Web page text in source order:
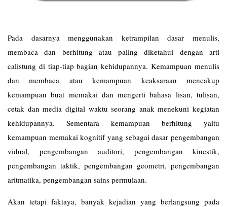
Pada dasarnya menggunakan ketrampilan dasar menulis,
membaca dan berhitung atau paling diketahui dengan arti
calistung di tiap-tiap bagian kehidupannya. Kemampuan menulis
dan membaca atau kemampuan keaksaraan mencakup
kemampuan buat memakai dan mengerti bahasa lisan, tulisan,
cetak dan media digital waktu seorang anak menekuni kegiatan
kehidupannya. Sementara kemampuan berhitung yaitu
kemampuan memakai kognitif yang sebagai dasar pengembangan
vidual, pengembangan auditori, pengembangan kinestik,
pengembangan taktik, pengembangan geometri, pengembangan
aritmatika, pengembangan sains permulaan.
Akan tetapi faktaya, banyak kejadian yang berlangsung pada